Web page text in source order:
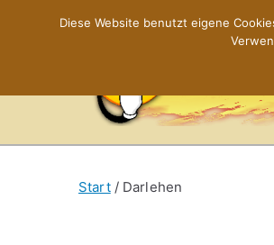
Start Darlehen
Diese Website benutzt eigene